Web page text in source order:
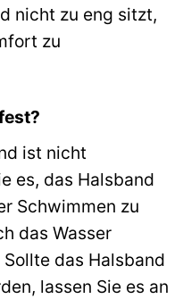
nicht zu eng sitzt,
zu
ist nicht
es, das Halsband
Schwimmen zu
das Wasser
das Halsband
lassen Sie es an